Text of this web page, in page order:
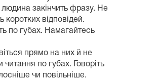
людина закінчить фразу. Не
коротких відповідей.
по губах. Намагайтесь
прямо на них й не
по губах. Говоріть
чи повільніше.